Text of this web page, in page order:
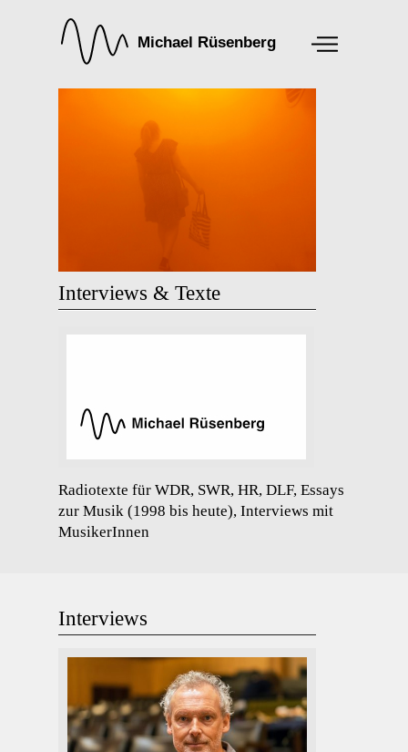
Interviews & Texte
Radiotexte für WDR, SWR, HR, DLF, Essays
zur Musik (1998 bis heute), Interviews mit
MusikerInnen
Interviews